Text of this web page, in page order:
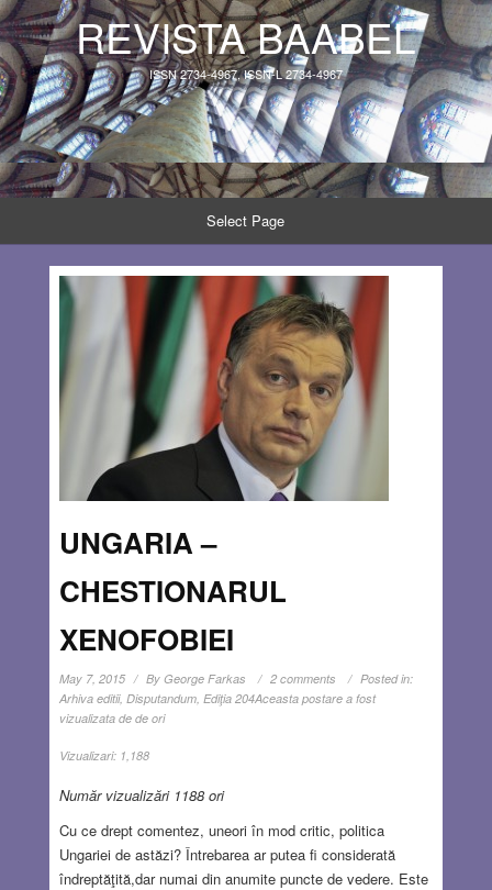
REVISTA BAABEL
ISSN 2734-4967, ISSN-L 2734-4967
Select Page
UNGARIA –
CHESTIONARUL
XENOFOBIEI
May 7, 2015 By George Farkas 2 comments
Posted in:
Arhiva editii, Disputandum, Ediţia 204Aceasta postare a fost
vizualizata de de ori
Vizualizari: 1,188
Număr vizualizări 1188 ori
Cu ce drept comentez, uneori în mod critic, politica
Ungariei de astăzi? Întrebarea ar putea fi considerată
îndreptăţită,dar numai din anumite puncte de vedere. Este